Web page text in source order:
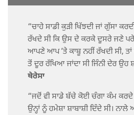
“ਚਾਹੇ ਸਾਡੀ ਕੁੜੀ ਖਿੱਝਦੀ ਜਾਂ ਗੁੱਸਾ
ਰੱਖਦੇ ਸੀ ਕਿ ਉਸ ਦੇ ਕਰਕੇ ਦੂਸਰੇ ਜਣੇ
ਆਪਣੇ ਆਪ ʼਤੇ ਕਾਬੂ ਨਹੀਂ ਰੱਖਦੀ ਸੀ,
ਤੋਂ ਦੂਰ ਰੱਖਿਆ ਜਾਂਦਾ ਸੀ ਜਿੰਨੀ ਦੇਰ ਉਹ
ਥੇਰੇਸਾ
“ਜਦੋਂ ਵੀ ਸਾਡੇ ਬੱਚੇ ਕੋਈ ਚੰਗਾ ਕੰਮ ਕਰਦੇ
ਉਨ੍ਹਾਂ ਨੂੰ ਹਮੇਸ਼ਾ ਸ਼ਾਬਾਸ਼ੀ ਦਿੰਦੇ ਸੀ। ਨਾਲੇ